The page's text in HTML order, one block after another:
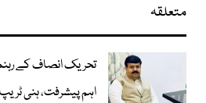
متعلقہ
تحریک انصاف کے
اہم پیشرفت، ہنی ٹریپ